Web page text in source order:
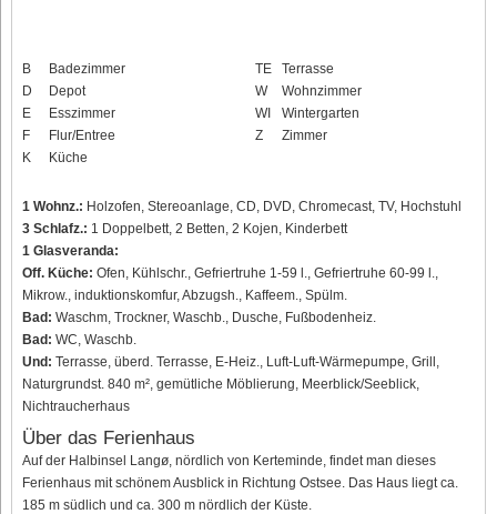
B
Badezimmer
D
Depot
E
Esszimmer
F
Flur/Entree
K
Küche
TE
Terrasse
W
Wohnzimmer
WI
Wintergarten
Z
Zimmer
1 Wohnz.: Holzofen, Stereoanlage, CD, DVD, Chromecast, TV, Hochstuhl
3 Schlafz.: 1 Doppelbett, 2 Betten, 2 Kojen, Kinderbett
1 Glasveranda:
Off. Küche: Ofen, Kühlschr., Gefriertruhe 1-59 l., Gefriertruhe 60-99 l.,
Mikrow., induktionskomfur, Abzugsh., Kaffeem., Spülm.
Bad: Waschm, Trockner, Waschb., Dusche, Fußbodenheiz.
Bad: WC, Waschb.
Und: Terrasse, überd. Terrasse, E-Heiz., Luft-Luft-Wärmepumpe, Grill,
Naturgrundst. 840 m², gemütliche Möblierung, Meerblick/Seeblick,
Nichtraucherhaus
Über das Ferienhaus
Auf der Halbinsel Langø, nördlich von Kerteminde, findet man dieses
Ferienhaus mit schönem Ausblick in Richtung Ostsee. Das Haus liegt ca.
185 m südlich und ca. 300 m nördlich der Küste.